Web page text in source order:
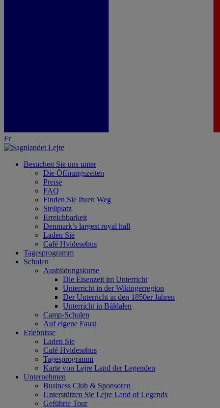
Fr
Besuchen Sie uns unter
Die Öffnungszeiten
Preise
FAQ
Finden Sie Ihren Weg
Stellplatz
Erreichbarkeit
Denmark’s largest royal hall
Laden Sie
Café Hvidesøhus
Tagesprogramm
Schulen
Ausbildungskurse
Die Eisenzeit im Unterricht
Unterricht in der Wikingerregion
Der Unterricht in den 1850er Jahren
Unterricht in Båldalen
Camp-Schulen
Auf eigene Faust
Erlebnisse
Laden Sie
Café Hvidesøhus
Tagesprogramm
Karte von Lejre Land der Legenden
Unternehmen
Business Club & Sponsoren
Unterstützen Sie Lejre Land of Legends
Geführte Tour